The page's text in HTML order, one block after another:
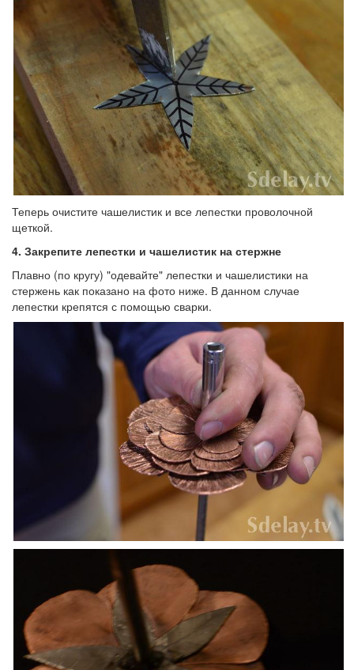
Теперь очистите чашелистик и все лепестки проволочной
щеткой.
4. Закрепите лепестки и чашелистик на стержне
Плавно (по кругу) "одевайте" лепестки и чашелистики на
стержень как показано на фото ниже. В данном случае
лепестки крепятся с помощью сварки.